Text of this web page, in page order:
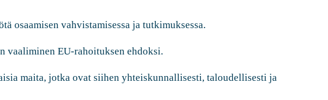
osaamisen vahvistamisessa ja tutkimuksessa.
vaaliminen EU-rahoituksen ehdoksi.
maita, jotka ovat siihen yhteiskunnallisesti, taloudellisesti ja